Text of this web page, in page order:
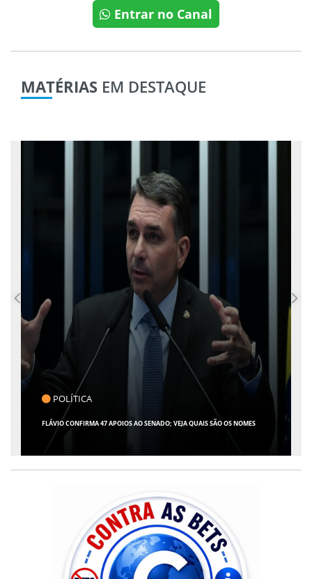
Entrar no Canal
MATÉRIAS EM DESTAQUE
POLÍTICA
FLÁVIO CONFIRMA 47 APOIOS AO SENADO; VEJA QUAIS SÃO OS NOMES